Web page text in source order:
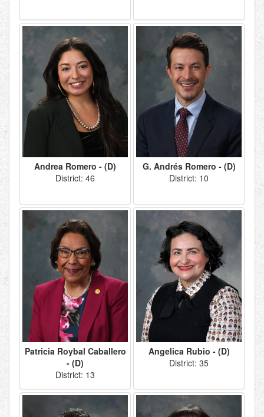
Andrea Romero - (D)
District: 46
G. Andrés Romero - (D)
District: 10
Patricia Roybal Caballero
- (D)
District: 13
Angelica Rubio - (D)
District: 35